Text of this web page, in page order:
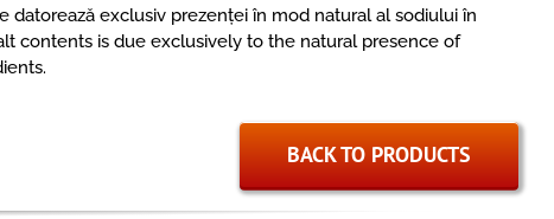
datorează exclusiv prezenței în mod natural al sodiului în
contents is due exclusively to the natural presence of
BACK TO PRODUCTS